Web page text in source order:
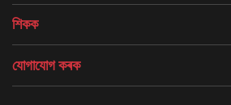
শিকক
যোগাযোগ কৰক